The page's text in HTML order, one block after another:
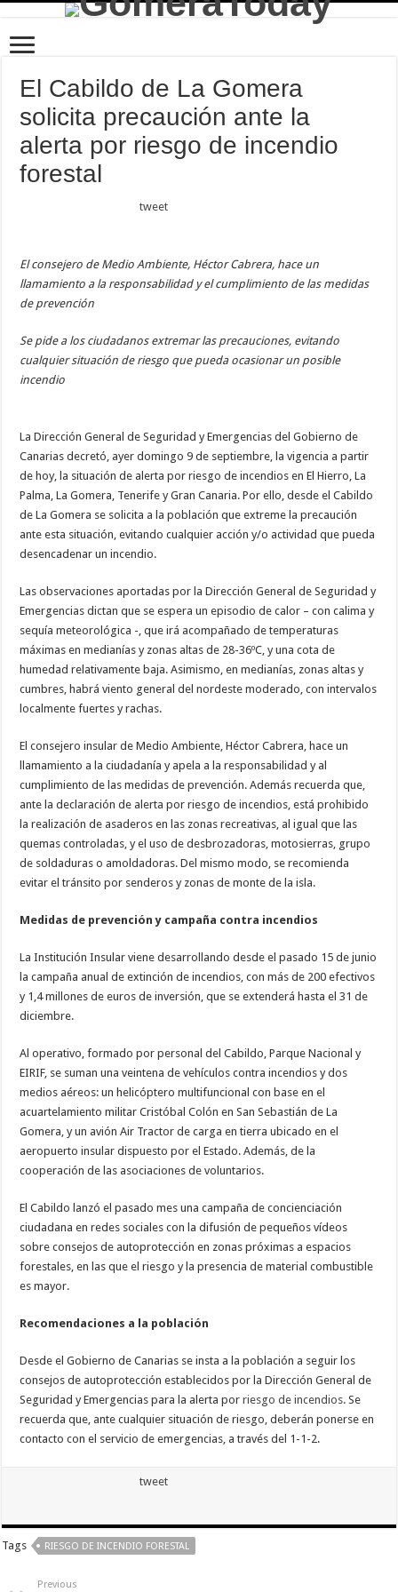
El Cabildo de La Gomera
solicita precaución ante la
alerta por riesgo de incendio
forestal
tweet
El consejero de Medio Ambiente, Héctor Cabrera, hace un
llamamiento a la responsabilidad y el cumplimiento de las medidas
de prevención
Se pide a los ciudadanos extremar las precauciones, evitando
cualquier situación de riesgo que pueda ocasionar un posible
incendio
La Dirección General de Seguridad y Emergencias del Gobierno de
Canarias decretó, ayer domingo 9 de septiembre, la vigencia a partir
de hoy, la situación de alerta por riesgo de incendios en El Hierro, La
Palma, La Gomera, Tenerife y Gran Canaria. Por ello, desde el Cabildo
de La Gomera se solicita a la población que extreme la precaución
ante esta situación, evitando cualquier acción y/o actividad que pueda
desencadenar un incendio.
Las observaciones aportadas por la Dirección General de Seguridad y
Emergencias dictan que se espera un episodio de calor – con calima y
sequía meteorológica -, que irá acompañado de temperaturas
máximas en medianías y zonas altas de 28-36ºC, y una cota de
humedad relativamente baja. Asimismo, en medianías, zonas altas y
cumbres, habrá viento general del nordeste moderado, con intervalos
localmente fuertes y rachas.
El consejero insular de Medio Ambiente, Héctor Cabrera, hace un
llamamiento a la ciudadanía y apela a la responsabilidad y al
cumplimiento de las medidas de prevención. Además recuerda que,
ante la declaración de alerta por riesgo de incendios, está prohibido
la realización de asaderos en las zonas recreativas, al igual que las
quemas controladas, y el uso de desbrozadoras, motosierras, grupo
de soldaduras o amoldadoras. Del mismo modo, se recomienda
evitar el tránsito por senderos y zonas de monte de la isla.
Medidas de prevención y campaña contra incendios
La Institución Insular viene desarrollando desde el pasado 15 de junio
la campaña anual de extinción de incendios, con más de 200 efectivos
y 1,4 millones de euros de inversión, que se extenderá hasta el 31 de
diciembre.
Al operativo, formado por personal del Cabildo, Parque Nacional y
EIRIF, se suman una veintena de vehículos contra incendios y dos
medios aéreos: un helicóptero multifuncional con base en el
acuartelamiento militar Cristóbal Colón en San Sebastián de La
Gomera, y un avión Air Tractor de carga en tierra ubicado en el
aeropuerto insular dispuesto por el Estado. Además, de la
cooperación de las asociaciones de voluntarios.
El Cabildo lanzó el pasado mes una campaña de concienciación
ciudadana en redes sociales con la difusión de pequeños vídeos
sobre consejos de autoprotección en zonas próximas a espacios
forestales, en las que el riesgo y la presencia de material combustible
es mayor.
Recomendaciones a la población
Desde el Gobierno de Canarias se insta a la población a seguir los
consejos de autoprotección establecidos por la Dirección General de
Seguridad y Emergencias para la alerta porriesgo de incendios. Se
recuerda que, ante cualquier situación de riesgo, deberán ponerse en
contacto con el servicio de emergencias, a través del 1-1-2.
tweet
Tags RIESGO DE INCENDIO FORESTAL
Previous
Estas
cookies no
opcionales.
Son
necesarias
para que
funcione la
Para que
podamos
funcionalidad
y estructura
de la web, en
base a cómo
se usa la
Experiencia
Para que
nuestra web
funcione lo
mejor posible
durante tu
visita. Si
cookies,
desaparecerán
Marketing
Al compartir tus
intereses y
mientras visitas
nuestro sitio,
aumentas la
posibilidad de
ofertas
personalizados.